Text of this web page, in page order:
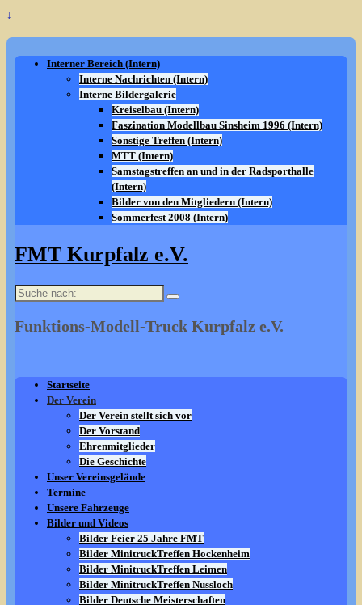
↓
Interner Bereich (Intern)
Interne Nachrichten (Intern)
Interne Bildergalerie
Kreiselbau (Intern)
Faszination Modellbau Sinsheim 1996 (Intern)
Sonstige Treffen (Intern)
MTT (Intern)
Samstagstreffen an und in der Radsporthalle
(Intern)
Bilder von den Mitgliedern (Intern)
Sommerfest 2008 (Intern)
FMT Kurpfalz e.V.
Suche
Funktions-Modell-Truck Kurpfalz e.V.
Startseite
Der Verein
Der Verein stellt sich vor
Der Vorstand
Ehrenmitglieder
Die Geschichte
Unser Vereinsgelände
Termine
Unsere Fahrzeuge
Bilder und Videos
Bilder Feier 25 Jahre FMT
Bilder MinitruckTreffen Hockenheim
Bilder MinitruckTreffen Leimen
Bilder MinitruckTreffen Nussloch
Bilder Deutsche Meisterschaften